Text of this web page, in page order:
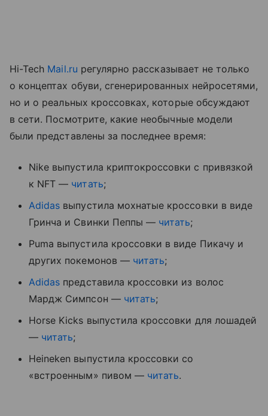
Hi-Tech Mail.ru регулярно рассказывает не только
о концептах обуви, сгенерированных нейросетями,
но и о реальных кроссовках, которые обсуждают
в сети. Посмотрите, какие необычные модели
были представлены за последнее время:
Nike выпустила криптокроссовки с привязкой
к NFT — читать;
Adidas выпустила мохнатые кроссовки в виде
Гринча и Свинки Пеппы — читать;
Puma выпустила кроссовки в виде Пикачу и
других покемонов — читать;
Adidas представила кроссовки из волос
Мардж Симпсон — читать;
Horse Kicks выпустила кроссовки для лошадей
— читать;
Heineken выпустила кроссовки со
«встроенным» пивом — читать.